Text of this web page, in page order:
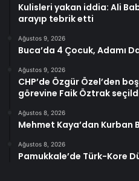
Kulisleri yakan iddia: Ali
arayıp tebrik etti
Ağustos 9, 2026
Buca’da 4 Çocuk, Adamı
Ağustos 9, 2026
CHP’de Özgür Özel’den
görevine Faik Öztrak
Ağustos 8, 2026
Mehmet Kaya’dan Kurban
Ağustos 8, 2026
Pamukkale’de Türk-Kore